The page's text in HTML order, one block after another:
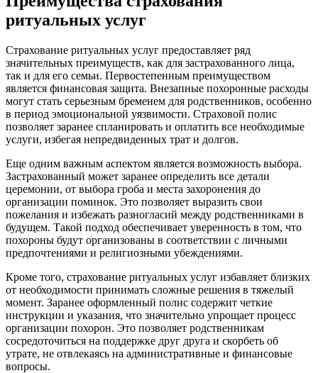
ритуальных услуг
Страхование ритуальных услуг предоставляет ряд
значительных преимуществ, как для застрахованного лица,
так и для его семьи. Первостепенным преимуществом
является финансовая защита. Внезапные похоронные расходы
могут стать серьезным бременем для родственников, особенно
в период эмоциональной уязвимости. Страховой полис
позволяет заранее спланировать и оплатить все необходимые
услуги, избегая непредвиденных трат и долгов.
Еще одним важным аспектом является возможность выбора.
Застрахованный может заранее определить все детали
церемонии, от выбора гроба и места захоронения до
организации поминок. Это позволяет выразить свои
пожелания и избежать разногласий между родственниками в
будущем. Такой подход обеспечивает уверенность в том, что
похороны будут организованы в соответствии с личными
предпочтениями и религиозными убеждениями.
Кроме того, страхование ритуальных услуг избавляет близких
от необходимости принимать сложные решения в тяжелый
момент. Заранее оформленный полис содержит четкие
инструкции и указания, что значительно упрощает процесс
организации похорон. Это позволяет родственникам
сосредоточиться на поддержке друг друга и скорбеть об
утрате, не отвлекаясь на административные и финансовые
вопросы.